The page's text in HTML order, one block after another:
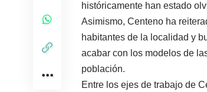
históricamente han estado
Asimismo, Centeno ha
habitantes de la localidad y
acabar con los modelos de
población.
Entre los ejes de trabajo de